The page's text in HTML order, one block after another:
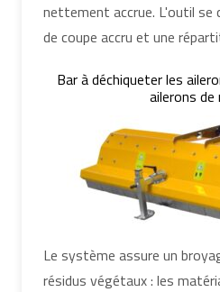
nettement accrue. L'outil se
de coupe accru et une
Bar à déchiqueter les
ailerons de
Le système assure un
résidus végétaux : les